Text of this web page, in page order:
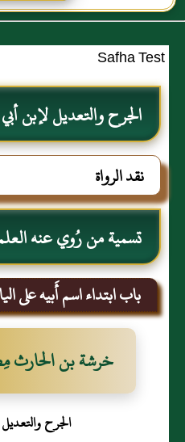
Safha Test
الجرح والتعديل لإبن
نقد الرواة
تسمية من رُوي عنه
باب ابتداء اسم أَبيه على
خرشة بن الحارث
الجرح